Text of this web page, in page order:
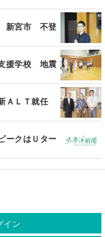
新宮市 不登
援学校 地震
ＡＬＴ就任
クはＵター
イン